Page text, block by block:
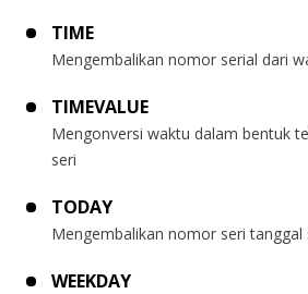
TIME
Mengembalikan nomor serial dari
TIMEVALUE
Mengonversi waktu dalam bentuk
seri
TODAY
Mengembalikan nomor seri tanggal
WEEKDAY